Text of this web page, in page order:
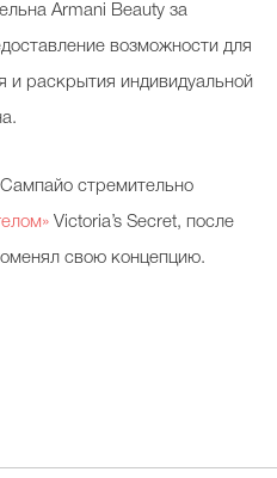
Armani Beauty за
возможности для
и раскрытия индивидуальной
стремительно
Victoria’s Secret, после
свою концепцию.